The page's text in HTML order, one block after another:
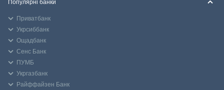
Популярні банки
Приватбанк
Укрсиббанк
Ощадбанк
Сенс Банк
ПУМБ
Укргазбанк
Райффайзен Банк